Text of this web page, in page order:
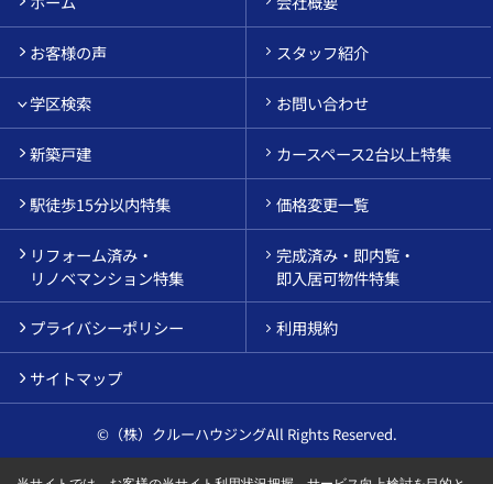
お客様の声 スタッフ紹介
学区検索 お問い合わせ
新築戸建 カースペース2台以上特集
駅徒歩15分以内特集 価格変更一覧
リフォーム済み・
リノベマンション特集
完成済み・即内覧・
即入居可物件特集
プライバシーポリシー 利用規約
サイトマップ
©（株）クルーハウジングAll Rights Reserved.